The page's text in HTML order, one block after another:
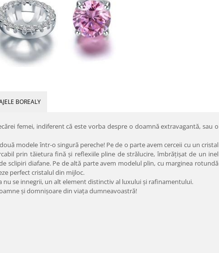
BOREALY
femei, indiferent că este vorba despre o doamnă extravagantă, sau o
modele într-o singură pereche! Pe de o parte avem cerceii cu un cristal
prin tăietura fină şi reflexiile pline de strălucire, îmbrăţişat de un inel
sclipiri diafane. Pe de altă parte avem modelul plin, cu marginea rotundă
perfect cristalul din mijloc.
se innegrii, un alt element distinctiv al luxului şi rafinamentului.
şi domnişoare din viaţa dumneavoastră!